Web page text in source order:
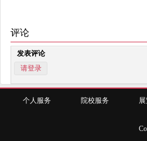
评论
发表评论
请登录
个人服务 院校服务